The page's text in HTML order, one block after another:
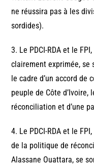
ne réussira pas à les
sordides).
3. Le PDCI-RDA et le
clairement exprimée, se
le cadre d’un accord de
peuple de Côte d’Ivoire,
réconciliation et d’une
4. Le PDCI-RDA et le
de la politique de
Alassane Ouattara, se